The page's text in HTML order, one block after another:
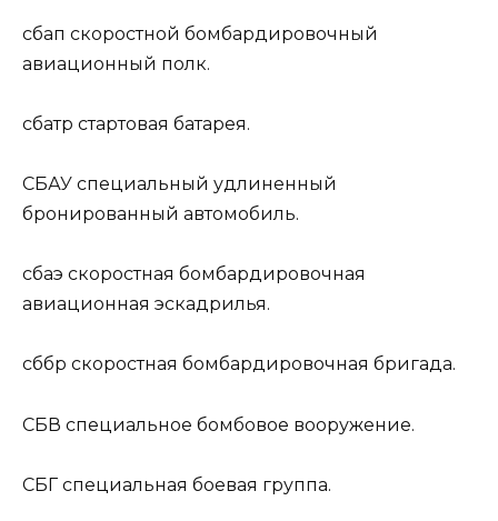
сбап скоростной бомбардировочный
авиационный полк.
сбатр стартовая батарея.
СБАУ специальный удлиненный
бронированный автомобиль.
сбаэ скоростная бомбардировочная
авиационная эскадрилья.
сббр скоростная бомбардировочная бригада.
СБВ специальное бомбовое вооружение.
СБГ специальная боевая группа.